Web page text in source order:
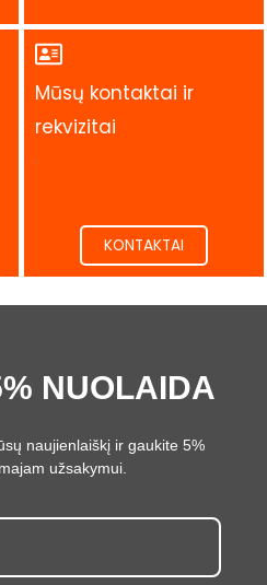
Mūsų kontaktai ir
rekvizitai
.
KONTAKTAI
NUOLAIDA
naujienlaiškį ir gaukite 5%
užsakymui.